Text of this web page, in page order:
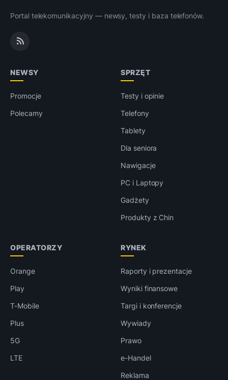
Portal telekomunikacyjny — newsy, testy i baza telefonów.
NEWSY
Promocje
Polecamy
SPRZĘT
Testy i opinie
Telefony
Tablety
Dla seniora
Nawigacje
PC i Laptopy
Gadżety
Produkty z Chin
OPERATORZY
Orange
Play
T-Mobile
Plus
5G
LTE
RYNEK
Raporty i prezentacje
Wyniki finansowe
Targi i konferencje
Wywiady
Prawo
e-Handel
Reklama